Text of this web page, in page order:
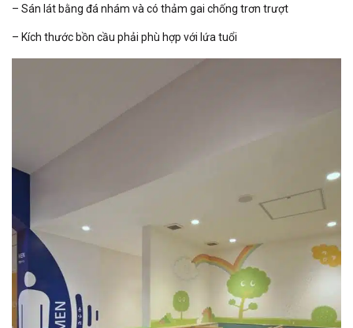
– Sán lát bằng đá nhám và có thảm gai chống trơn trượt
– Kích thước bồn cầu phải phù hợp với lứa tuổi